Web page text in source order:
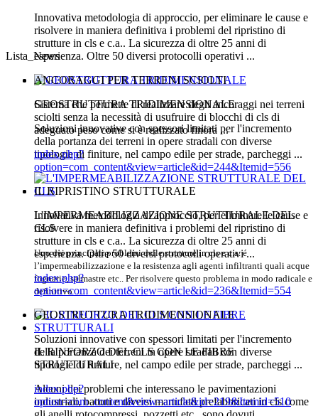
Innovativa metodologia di approccio, per eliminare le cause e
risolvere in maniera definitiva i problemi del ripristino di
strutture in cls e c.a.. La sicurezza di oltre 25 anni di
esperienza. Oltre 50 diversi protocolli operativi ...
GEOSTRUTTURA TRIDIMENSIONALE
Soluzioni innovative con spessori limitati per l'incremento
della portanza dei terreni in opere stradali con diverse
tipologie di finiture, nel campo edile per strade, parcheggi ...
L'IMPERMEABILIZZAZIONE STRUTTURALE DEL
CLS
Uno dei principali problemi delle strutture in cls e c.a. é
l’impermeabilizzazione e la resistenza agli agenti infiltranti quali acque
fognarie, salmastre etc.. Per risolvere questo problema in modo radicale e
definitivo ...
IL RINFORZO DEL CLS CON LE FIBRE
STRUTTURALI
Alcuni dei problemi che interessano le pavimentazioni
industriali, battuti e diversi manufatti prefabbricati in cls come
Lista_News
ANCORAGGI PER TERRENI SCIOLTI
Sistema che permette di realizzare degli ancoraggi nei terreni
sciolti senza la necessità di usufruire di blocchi di cls di
adeguato peso come si è realizzato finora ...
index.php?
option=com_content&view=article&id=244&Itemid=556
IL RIPRISTINO STRUTTURALE
Innovativa metodologia di approccio, per eliminare le cause e
risolvere in maniera definitiva i problemi del ripristino di
strutture in cls e c.a.. La sicurezza di oltre 25 anni di
esperienza. Oltre 50 diversi protocolli operativi ...
index.php?
option=com_content&view=article&id=236&Itemid=554
GEOSTRUTTURA TRIDIMENSIONALE
Soluzioni innovative con spessori limitati per l'incremento
della portanza dei terreni in opere stradali con diverse
tipologie di finiture, nel campo edile per strade, parcheggi ...
index.php?
option=com_content&view=article&id=219&Itemid=510